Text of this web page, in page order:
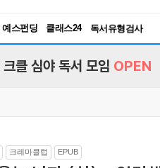
예스펀딩 클래스24
독서유형검사
RBTI Lab
크클 심야 독서 모임 OPEN
크레마클럽 EPUB